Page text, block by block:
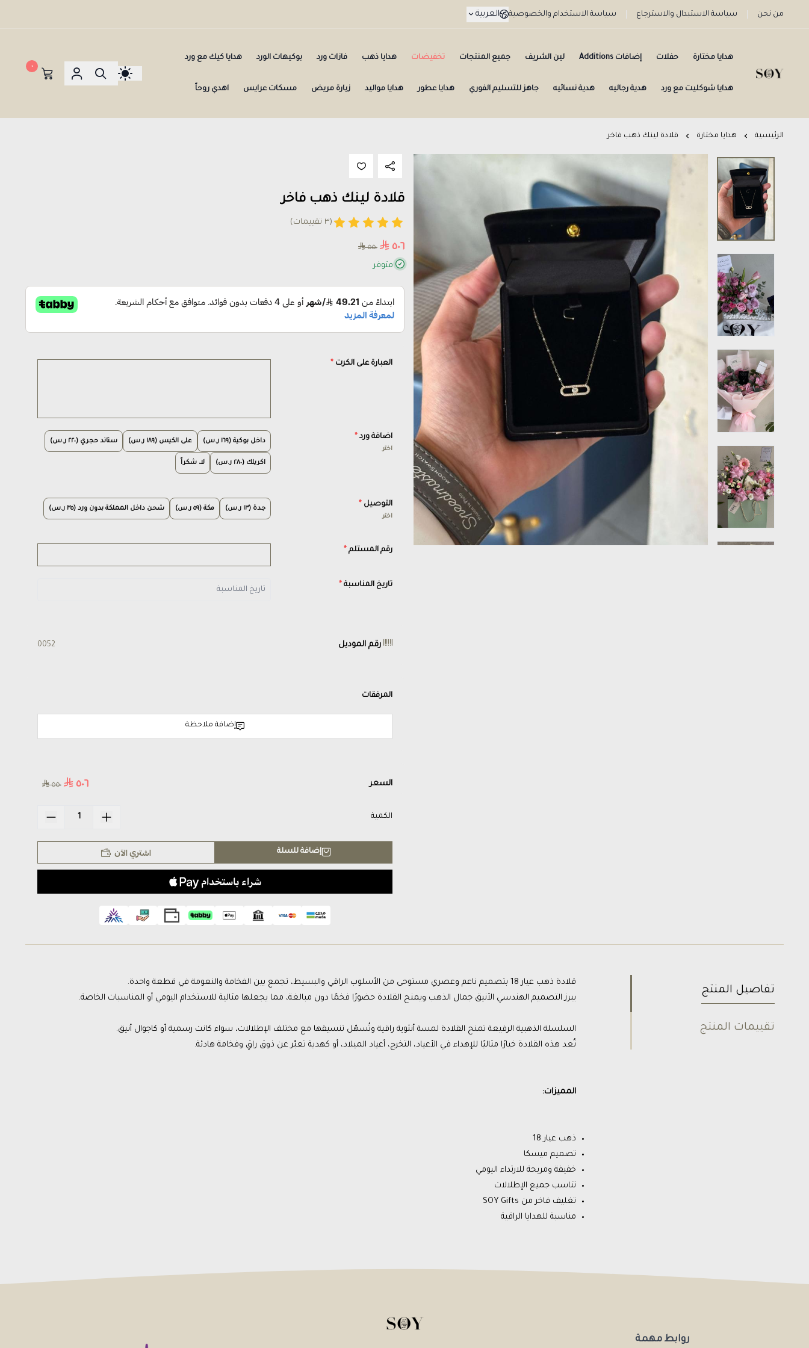
من نحن سياسة الاستبدال والاسترجاع سياسة الاستخدام والخصوصية العربية
هدايا مختارة حفلات إضافات Additions لين الشريف جميع المنتجات تخفيضات هدايا ذهب فازات ورد بوكيهات الورد هدايا كيك مع ورد
هدايا شوكليت مع ورد هدية رجاليه هدية نسائيه جاهز للتسليم الفوري هدايا عطور هدايا مواليد زيارة مريض مسكات عرايس اهدي روحاً
٠
الرئيسية هدايا مختارة قلادة لينك ذهب فاخر
قلادة لينك ذهب فاخر
(٣ تقييمات)
٥٠٦
٥٥٠
متوفر
العبارة على الكرت *
اضافة ورد*
اختر
داخل بوكية (١٦٩ ر.س) على الكيس (١٨٩ ر.س) ستاند حجري (٢٢٠ ر.س)
اكريلك (٢٨٠ ر.س) لا، شكراً
التوصيل *
اختر
جدة (١٣ ر.س) مكة (٥٩ ر.س) شحن داخل المملكة بدون ورد (٣٥ ر.س)
رقم المستلم *
تاريخ المناسبة *
رقم الموديل 0052
المرفقات
إضافة ملاحظة
السعر ٥٠٦ ٥٥٠
الكمية
إضافة للسلة اشتري الآن
تفاصيل المنتج
تقييمات المنتج
قلادة ذهب عيار 18 بتصميم ناعم وعصري مستوحى من الأسلوب الراقي والبسيط، تجمع بين الفخامة والنعومة في قطعة واحدة.
يبرز التصميم الهندسي الأنيق جمال الذهب ويمنح القلادة حضورًا فخمًا دون مبالغة، مما يجعلها مثالية للاستخدام اليومي أو المناسبات الخاصة.
السلسلة الذهبية الرفيعة تمنح القلادة لمسة أنثوية راقية وتُسهّل تنسيقها مع مختلف الإطلالات، سواء كانت رسمية أو كاجوال أنيق.
تُعد هذه القلادة خيارًا مثاليًا للإهداء في الأعياد، التخرج، أعياد الميلاد، أو كهدية تعبّر عن ذوق راقٍ وفخامة هادئة.
المميزات:
ذهب عيار 18
تصميم ميسكا
خفيفة ومريحة للارتداء اليومي
تناسب جميع الإطلالات
تغليف فاخر من SOY Gifts
مناسبة للهدايا الراقية
روابط مهمة